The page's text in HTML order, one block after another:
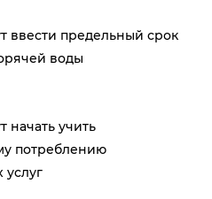
ввести предельный срок
воды
начать учить
потреблению
услуг